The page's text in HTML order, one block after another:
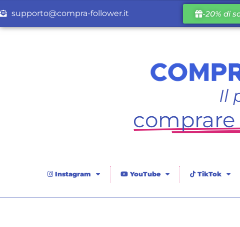
supporto@compra-follower.it -20% di
Il
Instagram YouTube TikTok